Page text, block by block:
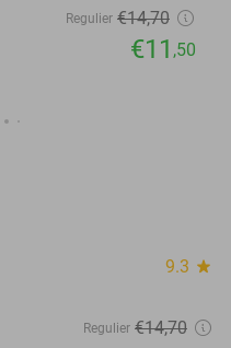
Regulier €14,70
€11 ,50
9.3 star
Regulier €14,70